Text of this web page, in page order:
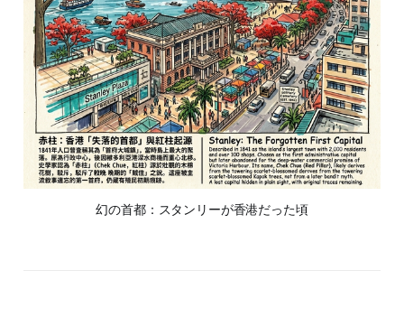
幻の首都：スタンリーが香港だった頃